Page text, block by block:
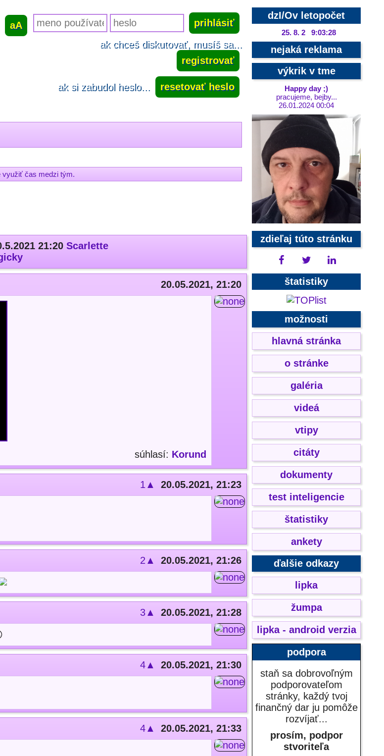
aA
ak chceš diskutovať, musíš sa...
registrovať
ak si zabudol heslo... resetovať heslo
využiť čas medzi tým.
21:20 Scarlette
20.05.2021, 21:20
súhlasí: Korund
1▲ 20.05.2021, 21:23
2▲
20.05.2021, 21:26
3▲ 20.05.2021, 21:28
4▲
20.05.2021, 21:30
4▲
20.05.2021, 21:33
dzI/Ov letopočet
25. 8. 2 9:03:29
nejaká reklama
výkrik v tme
Happy day ;)
pracujeme, bejby...
26.01.2024 00:04
zdieľaj túto stránku
štatistiky
možnosti
hlavná stránka
o stránke
galéria
videá
vtipy
citáty
dokumenty
test inteligencie
štatistiky
ankety
ďalšie odkazy
lipka
žumpa
lipka - android verzia
podpora
staň sa dobrovoľným
podporovateľom
stránky, každý tvoj
finančný dar ju pomôže
rozvíjať...
prosím, podpor
stvoriteľa